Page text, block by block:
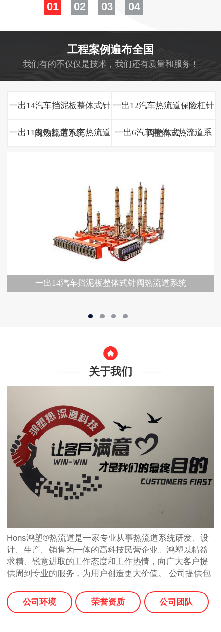
01 02 03 04
工程案例遍布全国
我们有的不仅仅是技术，我们还有质量和服务！
一出14汽车挡泥板整体式针
阀热流道系统
一出12汽车热流道保险杠针
阀整体式
一出11发动机盖汽车热流道 一出6汽车整体式热流道系
一出14汽车挡泥板整体式针阀热流道系统
关于我们
Hons鸿塑®热流道是一家专业从事热流道系统研发、设
计、生产、销售为一体的高科技民营企业。鸿塑以精益
求精、锐意进取的工作态度和工作热情，向广大客户提
供周到专业的服务，为用户创造更大价值。 公司提供包
面服务，根据客户需求，由经验丰富的热流道设计师提
供CAE热流道模拟分析，浇口设计，确定最优化的模具
公司环境 荣誉资质 公司团队